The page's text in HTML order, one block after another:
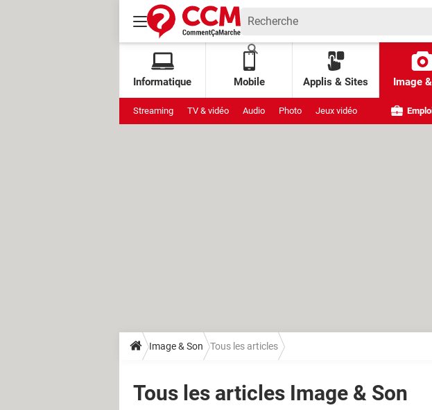
Informatique Mobile Applis & Sites Image
Streaming TV & vidéo Audio Photo Jeux vidéo
Image & Son Tous les articles
Tous les articles Image & Son